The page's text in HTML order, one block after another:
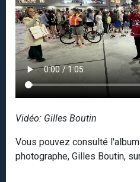
Vidéo: Gilles Boutin
Vous pouvez consulté
photographe, Gilles Boutin,